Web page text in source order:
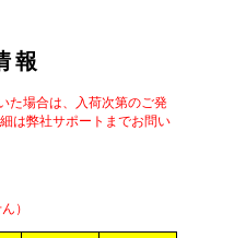
報
た場合は、入荷次第のご発
は弊社サポートまでお問い
）